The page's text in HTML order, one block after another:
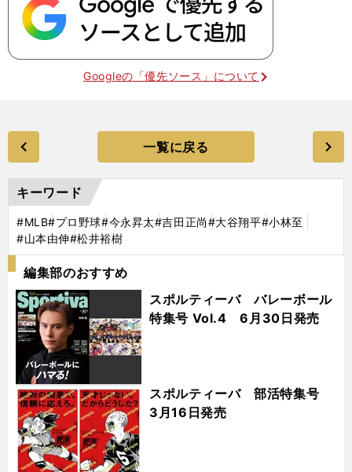
Googleの「優先ソース」について
一覧に戻る
キーワード
#MLB#プロ野球#今永昇太#吉田正尚#大谷翔平#小林至
#山本由伸#松井裕樹
編集部のおすすめ
スポルティーバ バレーボール
特集号 Vol.4 6月30日発売
スポルティーバ 部活特集号
3月16日発売